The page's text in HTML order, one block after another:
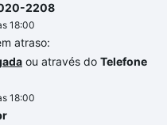
2208
18:00
atraso:
ou através do Telefone
18:00